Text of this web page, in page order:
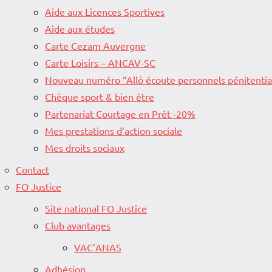
Aide aux Licences Sportives
Aide aux études
Carte Cezam Auvergne
Carte Loisirs – ANCAV-SC
Nouveau numéro “Allô écoute personnels
Chèque sport & bien être
Partenariat Courtage en Prêt -20%
Mes prestations d’action sociale
Mes droits sociaux
Contact
FO Justice
Site national FO Justice
Club avantages
VAC’ANAS
Adhésion